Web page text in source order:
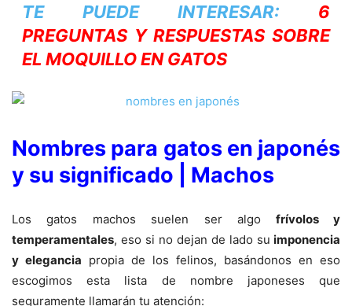
TE PUEDE INTERESAR: 6
PREGUNTAS Y RESPUESTAS SOBRE
EL MOQUILLO EN GATOS
Nombres para gatos en japonés
y su significado | Machos
Los gatos machos suelen ser algo frívolos y
temperamentales, eso si no dejan de lado su imponencia
y elegancia propia de los felinos, basándonos en eso
escogimos esta lista de nombre japoneses que
seguramente llamarán tu atención: